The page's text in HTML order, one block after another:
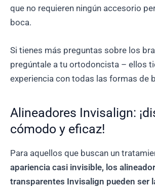
que no requieren ningún accesorio
boca.
Si tienes más preguntas sobre los
pregúntale a tu ortodoncista – ellos
experiencia con todas las formas de
Alineadores Invisalign:
cómodo y eficaz!
Para aquellos que buscan un
apariencia casi invisible, los
transparentes Invisalign pueden ser